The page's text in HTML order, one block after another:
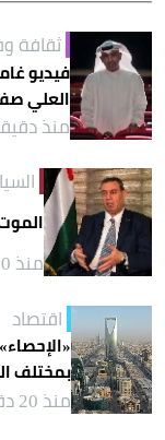
ثقافة
فيديو
العلي صفحة 30
منذ
منذ 10 دقائق
اقتصاد
بمختلف
منذ 20 دقيقة